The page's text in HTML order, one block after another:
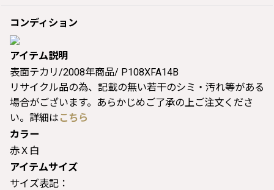
コンディション
アイテム説明
表面テカリ/2008年商品/ P108XFA14B
リサイクル品の為、記載の無い若干のシミ・汚れ等がある
場合がございます。あらかじめご了承の上ご注文くださ
い。詳細は こちら
カラー
赤Ｘ白
アイテムサイズ
サイズ表記：